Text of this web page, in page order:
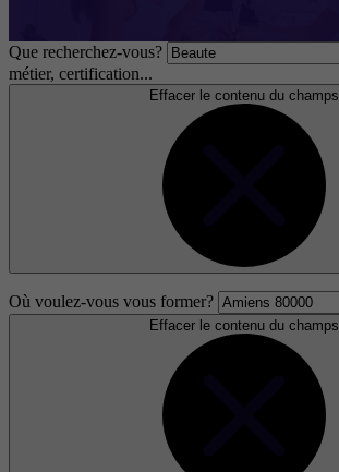
Que recherchez-vous?
métier, certification...
Effacer le contenu du champs
Où voulez-vous vous former?
Effacer le contenu du champs